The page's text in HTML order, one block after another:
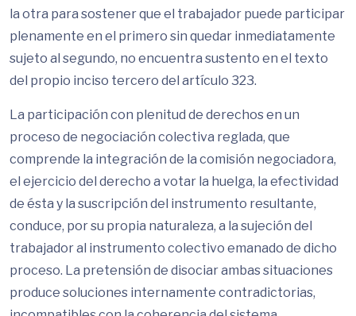
la otra para sostener que el trabajador puede participar
plenamente en el primero sin quedar inmediatamente
sujeto al segundo, no encuentra sustento en el texto
del propio inciso tercero del artículo 323.
La participación con plenitud de derechos en un
proceso de negociación colectiva reglada, que
comprende la integración de la comisión negociadora,
el ejercicio del derecho a votar la huelga, la efectividad
de ésta y la suscripción del instrumento resultante,
conduce, por su propia naturaleza, a la sujeción del
trabajador al instrumento colectivo emanado de dicho
proceso. La pretensión de disociar ambas situaciones
produce soluciones internamente contradictorias,